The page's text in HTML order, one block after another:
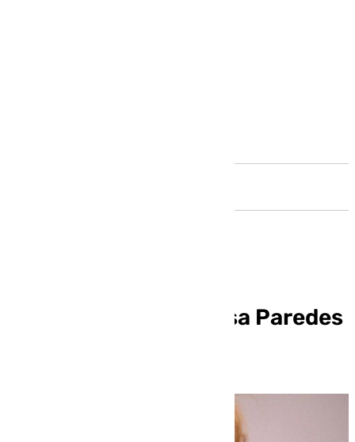
Fallece la actriz Marisa Paredes